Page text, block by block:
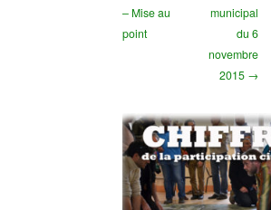
– Mise au
point
municipal
du 6
novembre
2015 →